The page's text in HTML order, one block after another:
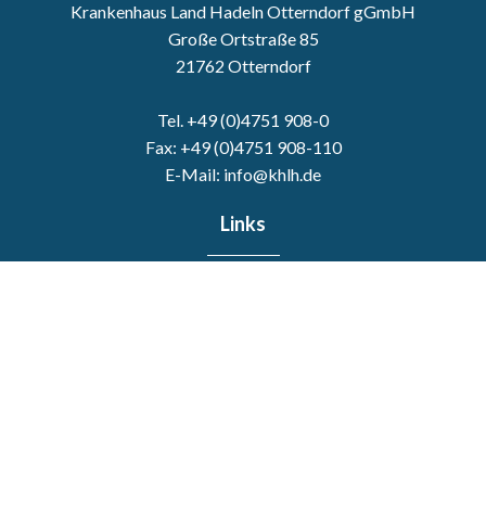
Krankenhaus Land Hadeln Otterndorf gGmbH
Große Ortstraße 85
21762 Otterndorf
Tel. +49 (0)4751 908-0
Fax: +49 (0)4751 908-110
E-Mail: info@khlh.de
Links